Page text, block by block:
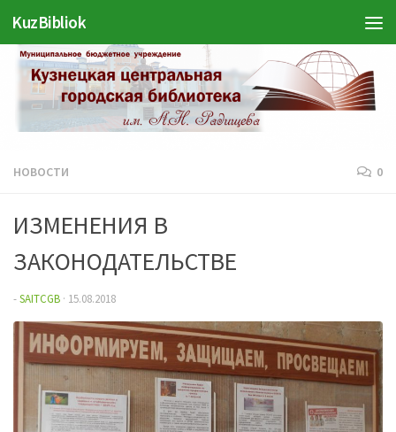
Перейти к содержимому
KuzBibliok
НОВОСТИ 0
ИЗМЕНЕНИЯ В
ЗАКОНОДАТЕЛЬСТВЕ
-SAITCGB · 15.08.2018